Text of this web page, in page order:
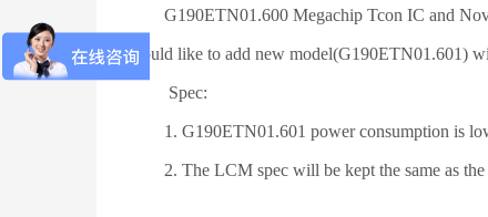
G190ETN01.600 Megachip Tcon IC and
would like to add new model(G190ETN01.601)
Spec:
1. G190ETN01.601 power consumption is
2. The LCM spec will be kept the same as the